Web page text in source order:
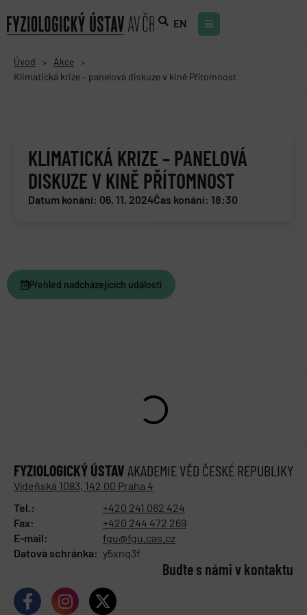
EN
Úvod > Akce >
Klimatická krize – panelová diskuze v kině Přítomnost
KLIMATICKÁ KRIZE – PANELOVÁ
DISKUZE V KINĚ PŘÍTOMNOST
Datum konání: 06. 11. 2024Čas konání: 18:30
Přehled nadcházejících událostí
FYZIOLOGICKÝ ÚSTAV AKADEMIE VĚD ČESKÉ REPUBLIKY
Vídeňská 1083, 142 00 Praha 4
Tel.:
+420 241 062 424
Fax:
+420 244 472 269
E-mail:
fgu@fgu.cas.cz
Datová schránka: y5xnq3f
Buďte s námi v kontaktu